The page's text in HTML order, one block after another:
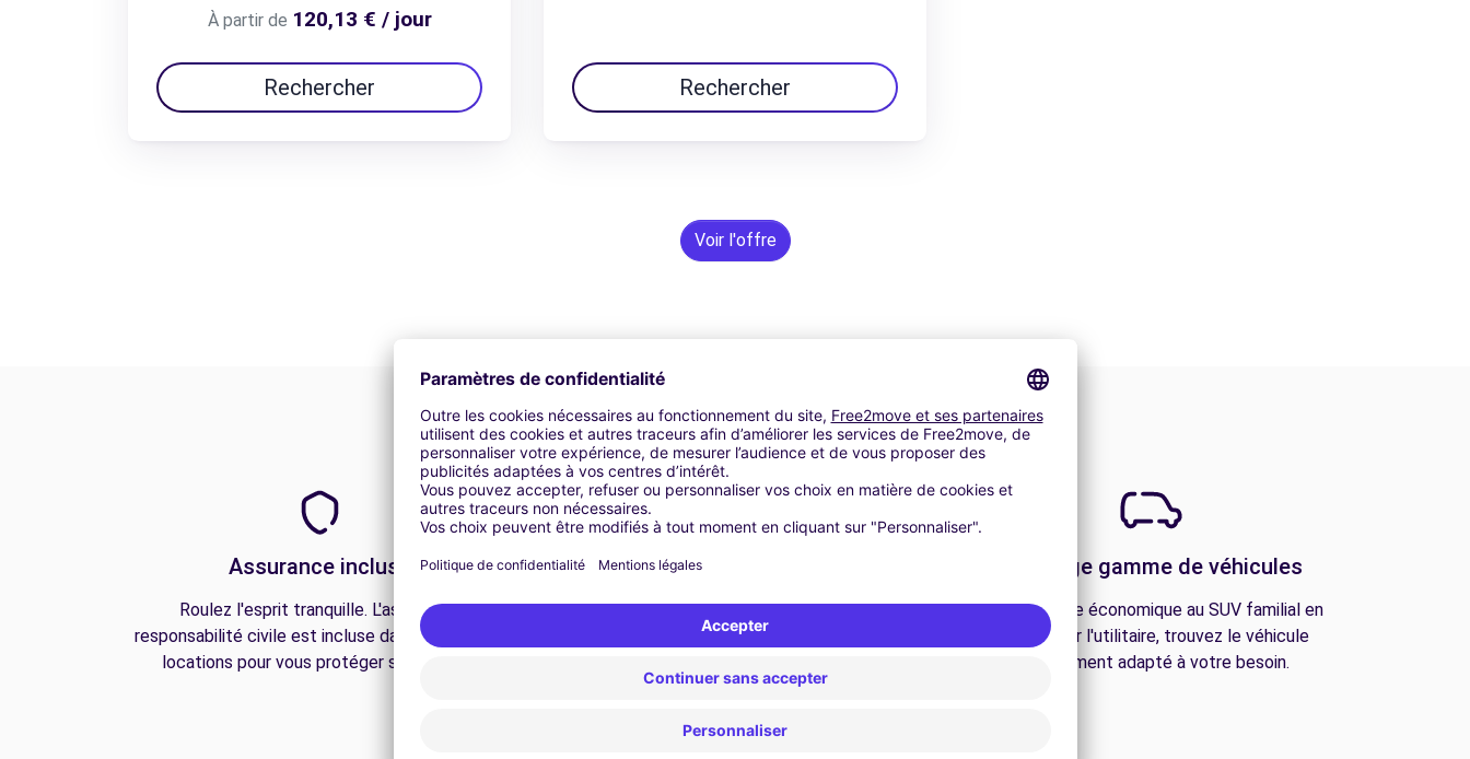
À partir de 120,13 € / jour
Rechercher Rechercher
Voir l'offre
Assurance incluse
Roulez l'esprit tranquille. L'assurance
responsabilité civile est incluse dans toutes nos
locations pour vous protéger sur la route.
Assistance 24h/24 et 7j/7
Un problème sur la route ? Notre service
d'assistance est disponible à tout moment pour
Une large gamme de véhicules
De la citadine économique au SUV familial en
passant par l'utilitaire, trouvez le véhicule
parfaitement adapté à votre besoin.